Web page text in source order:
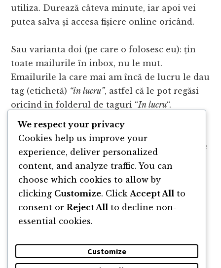
utiliza. Durează câteva minute, iar apoi vei
putea salva și accesa fișiere online oricând.
Sau varianta doi (pe care o folosesc eu): țin
toate mailurile în inbox, nu le mut.
Emailurile la care mai am încă de lucru le dau
tag (etichetă) “în lucru”, astfel că le pot regăsi
oricînd în folderul de taguri “In lucru“.
În final, în funcție de varianta
aleasă, inboxul ori nu conține nimic, ori toate
mesajele de acolo sunt deschise și rezolvate.
We respect your privacy
Cookies help us improve your
experience, deliver personalized
content, and analyze traffic. You can
choose which cookies to allow by
clicking Customize. Click Accept All to
consent or Reject All to decline non-
essential cookies.
Customize